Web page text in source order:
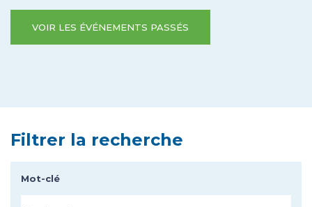
VOIR LES ÉVÉNEMENTS PASSÉS
Filtrer la recherche
Mot-clé